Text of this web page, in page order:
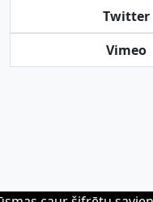
Twitter
Vimeo